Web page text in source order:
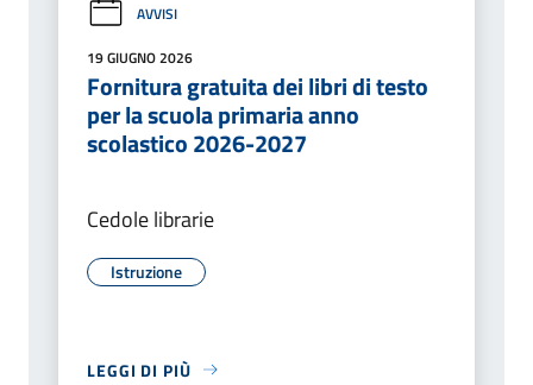
AVVISI
19 GIUGNO 2026
Fornitura gratuita dei libri di testo
per la scuola primaria anno
scolastico 2026-2027
Cedole librarie
Istruzione
LEGGI DI PIÙ